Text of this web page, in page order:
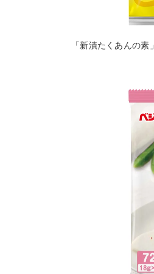
「新漬たくあんの素」